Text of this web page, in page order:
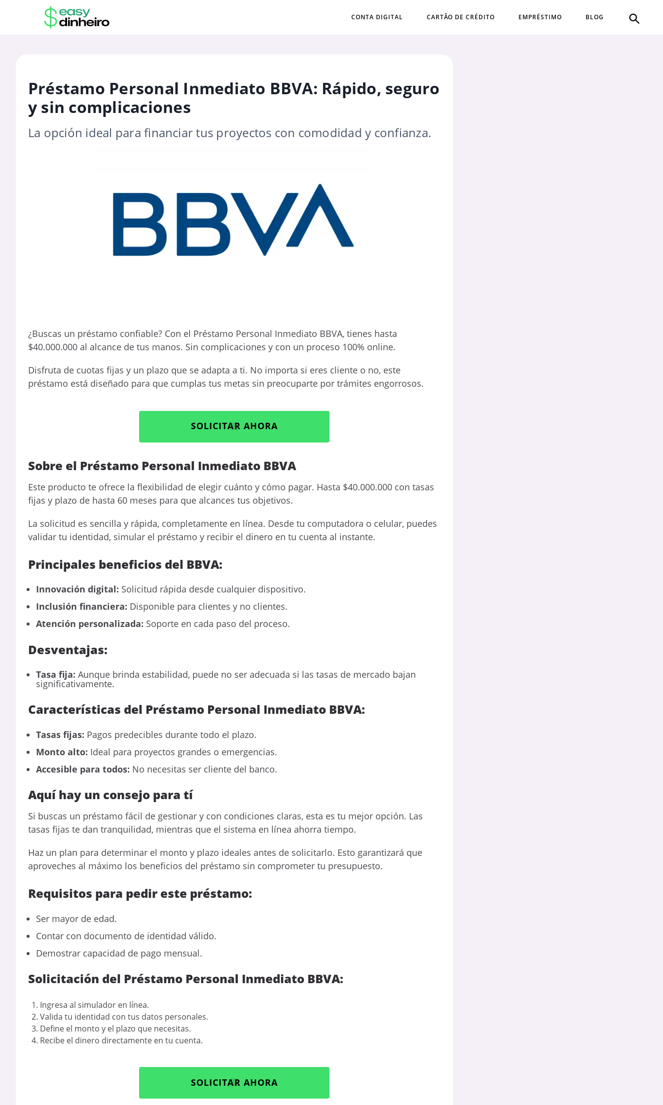
CONTA DIGITAL CARTÃO DE CRÉDITO EMPRÉSTIMO BLOG
Préstamo Personal Inmediato BBVA: Rápido, seguro
y sin complicaciones
La opción ideal para financiar tus proyectos con comodidad y confianza.
¿Buscas un préstamo confiable? Con el Préstamo Personal Inmediato BBVA, tienes hasta
$40.000.000 al alcance de tus manos. Sin complicaciones y con un proceso 100% online.
Disfruta de cuotas fijas y un plazo que se adapta a ti. No importa si eres cliente o no, este
préstamo está diseñado para que cumplas tus metas sin preocuparte por trámites engorrosos.
SOLICITAR AHORA
Sobre el Préstamo Personal Inmediato BBVA
Este producto te ofrece la flexibilidad de elegir cuánto y cómo pagar. Hasta $40.000.000 con tasas
fijas y plazo de hasta 60 meses para que alcances tus objetivos.
La solicitud es sencilla y rápida, completamente en línea. Desde tu computadora o celular, puedes
validar tu identidad, simular el préstamo y recibir el dinero en tu cuenta al instante.
Principales beneficios del BBVA:
Innovación digital: Solicitud rápida desde cualquier dispositivo.
Inclusión financiera: Disponible para clientes y no clientes.
Atención personalizada: Soporte en cada paso del proceso.
Desventajas:
Tasa fija: Aunque brinda estabilidad, puede no ser adecuada si las tasas de mercado bajan
significativamente.
Características del Préstamo Personal Inmediato BBVA:
Tasas fijas: Pagos predecibles durante todo el plazo.
Monto alto: Ideal para proyectos grandes o emergencias.
Accesible para todos: No necesitas ser cliente del banco.
Aquí hay un consejo para tí
Si buscas un préstamo fácil de gestionar y con condiciones claras, esta es tu mejor opción. Las
tasas fijas te dan tranquilidad, mientras que el sistema en línea ahorra tiempo.
Haz un plan para determinar el monto y plazo ideales antes de solicitarlo. Esto garantizará que
aproveches al máximo los beneficios del préstamo sin comprometer tu presupuesto.
Requisitos para pedir este préstamo:
Ser mayor de edad.
Contar con documento de identidad válido.
Demostrar capacidad de pago mensual.
Solicitación del Préstamo Personal Inmediato BBVA:
Ingresa al simulador en línea.
Valida tu identidad con tus datos personales.
Define el monto y el plazo que necesitas.
Recibe el dinero directamente en tu cuenta.
SOLICITAR AHORA